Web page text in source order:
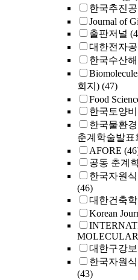
한국추진
Journal of
출판저널
대한전자
한국수산
회지) (47)
Food
한국토양
한국물환
춘계학술발표
AFORE
공동 춘계
한국자원
(46)
대한건축
Korean
대한구강보
한국자원
(43)